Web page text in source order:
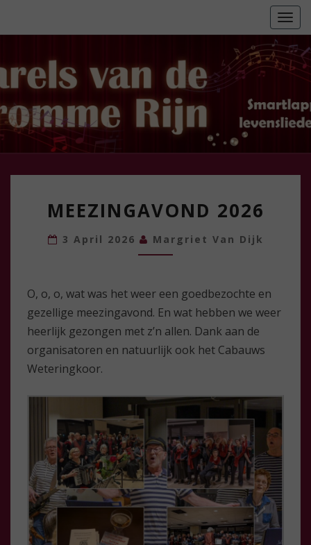
Zingen
Maakt
Je Blij
2026
MEEZINGAVOND 2026
3 April 2026 Margriet Van Dijk
O, o, o, wat was het weer een goedbezochte en
gezellige meezingavond. En wat hebben we weer
heerlijk gezongen met z’n allen. Dank aan de
organisatoren en natuurlijk ook het Cabauws
Weteringkoor.